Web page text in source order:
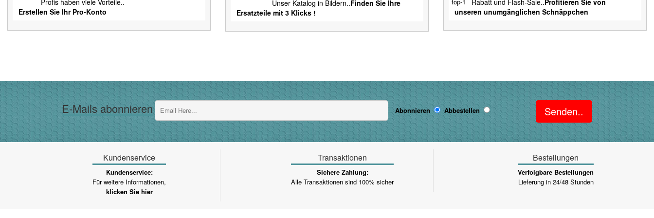
Erstellen Sie Ihr Pro-Konto
Unser Katalog in Bildern..Finden Sie Ihre
Ersatzteile mit 3 Klicks !
unseren unumgänglichen Schnäppchen
E-Mails abonnieren Abonnieren Abbestellen Senden..
Kundenservice
Kundenservice:
Für weitere Informationen,
klicken Sie hier
Transaktionen
Sichere Zahlung:
Alle Transaktionen sind 100% sicher
Bestellungen
Verfolgbare Bestellungen
Lieferung in 24/48 Stunden